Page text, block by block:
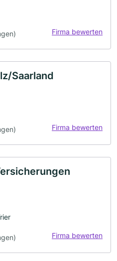
Firma bewerten
Saarland
Firma bewerten
Firma bewerten